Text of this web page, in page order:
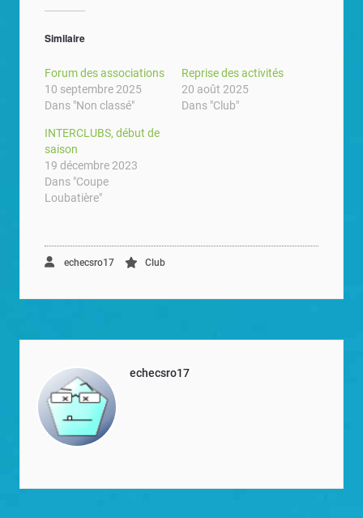
Similaire
Forum des associations
10 septembre 2025
Dans "Non classé"
Reprise des activités
20 août 2025
Dans "Club"
INTERCLUBS, début de
saison
19 décembre 2023
Dans "Coupe
Loubatière"
echecsro17 Club
echecsro17